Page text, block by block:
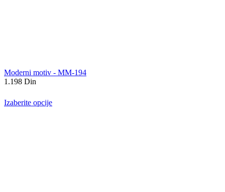
Moderni motiv - MM-194
1.198 Din
Izaberite opcije